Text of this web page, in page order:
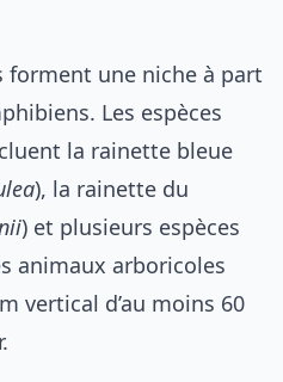
forment une niche à part
Les espèces
la rainette bleue
), la rainette du
) et plusieurs espèces
animaux arboricoles
vertical d’au moins 60